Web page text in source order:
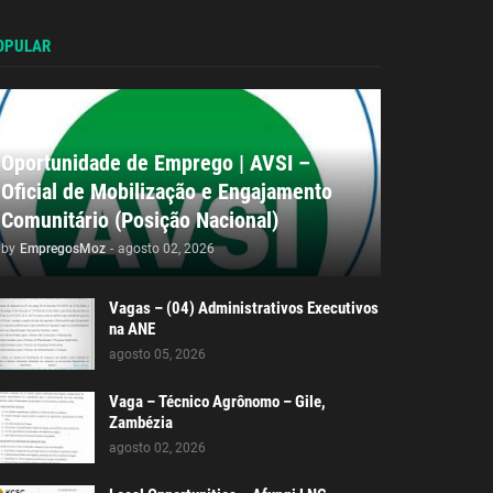
Oportunidade de Emprego | AVSI –
Oficial de Mobilização e Engajamento
Comunitário (Posição Nacional)
by EmpregosMoz - agosto 02, 2026
Vagas – (04) Administrativos Executivos
na ANE
agosto 05, 2026
Vaga – Técnico Agrônomo – Gile,
Zambézia
agosto 02, 2026